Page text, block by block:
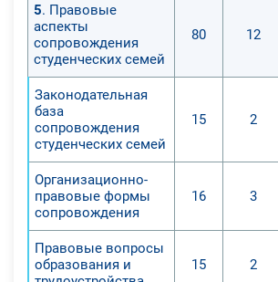
5. Правовые
аспекты
сопровождения
студенческих семей
80 12
Законодательная
база
сопровождения
студенческих семей
15 2
Организационно-
правовые формы
сопровождения
16 3
Правовые вопросы
образования и
15 2